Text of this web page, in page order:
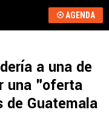
AGENDA
a una de
una "oferta
Guatemala